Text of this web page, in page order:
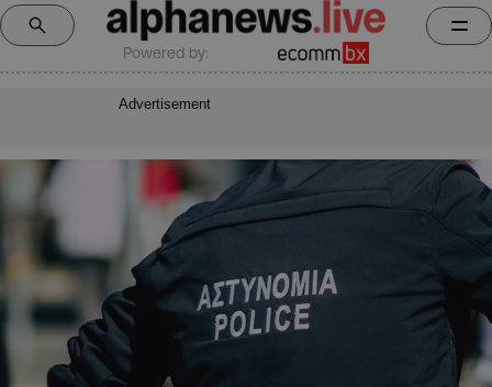
Powered by:
Advertisement